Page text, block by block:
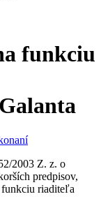
funkciu
2003 Z. z. o
predpisov,
funkciu riaditeľa